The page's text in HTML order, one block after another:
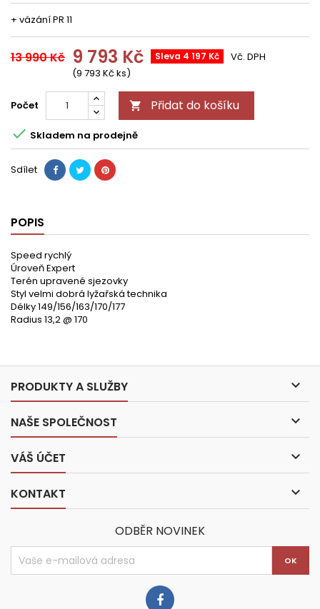
+ vázání PR 11
13 990 Kč 9 793 Kč Sleva 4 197 Kč
(9 793 Kč ks)
Vč. DPH
Počet  Přidat do košíku
 Skladem na prodejně
Sdílet
POPIS
Speed rychlý
Úroveň Expert
Terén upravené sjezovky
Styl velmi dobrá lyžařská technika
Délky 149/156/163/170/177
Radius 13,2 @ 170
PRODUKTY A SLUŽBY 
NAŠE SPOLEČNOST 
VÁŠ ÚČET 
KONTAKT 
ODBĚR NOVINEK